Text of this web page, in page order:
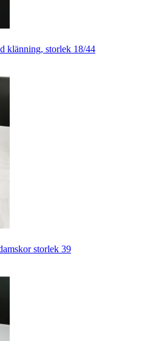
klänning, storlek 18/44
storlek 39